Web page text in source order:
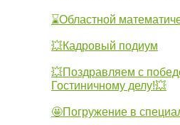
⌛Областной
💥Кадровый подиум
💥Поздравляем с
Гостиничному делу!💥
🤩Погружение в